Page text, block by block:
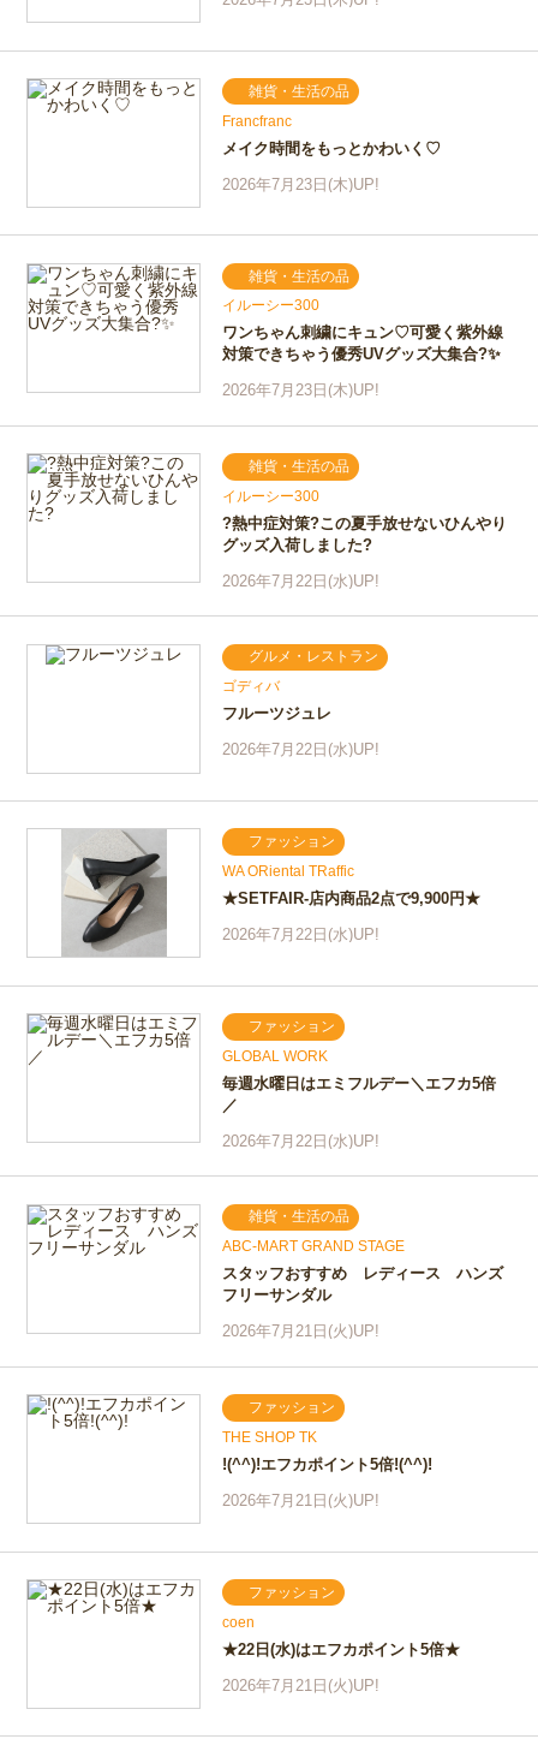
雑貨・生活の品
Francfranc
メイク時間をもっとかわいく♡
2026年7月23日(木)UP!
雑貨・生活の品
イルーシー300
ワンちゃん刺繍にキュン♡可愛く紫外線
対策できちゃう優秀UVグッズ大集合?✨
2026年7月23日(木)UP!
雑貨・生活の品
イルーシー300
?熱中症対策?この夏手放せないひんやり
グッズ入荷しました?
2026年7月22日(水)UP!
グルメ・レストラン
ゴディバ
フルーツジュレ
2026年7月22日(水)UP!
ファッション
WA ORiental TRaffic
★SETFAIR-店内商品2点で9,900円★
2026年7月22日(水)UP!
ファッション
GLOBAL WORK
毎週水曜日はエミフルデー＼エフカ5倍
／
2026年7月22日(水)UP!
雑貨・生活の品
ABC-MART GRAND STAGE
スタッフおすすめ レディース ハンズ
フリーサンダル
2026年7月21日(火)UP!
ファッション
THE SHOP TK
!(^^)!エフカポイント5倍!(^^)!
2026年7月21日(火)UP!
ファッション
coen
★22日(水)はエフカポイント5倍★
2026年7月21日(火)UP!